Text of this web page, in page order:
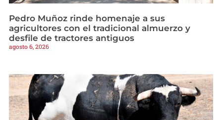
Pedro Muñoz rinde homenaje a sus
agricultores con el tradicional almuerzo y
desfile de tractores antiguos
agosto 6, 2026